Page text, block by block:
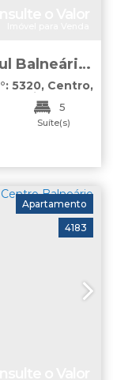
Balneário
5320, Centro
Brasil
5
Suíte(s)
4183
Apartamento